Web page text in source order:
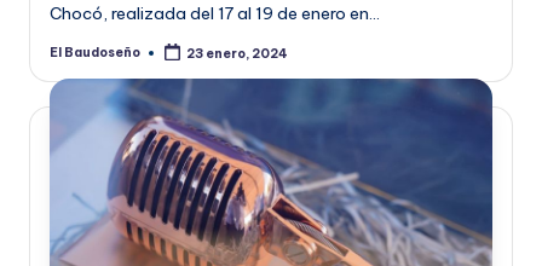
Chocó, realizada del 17 al 19 de enero en…
Publicado
El Baudoseño 23 enero, 2024